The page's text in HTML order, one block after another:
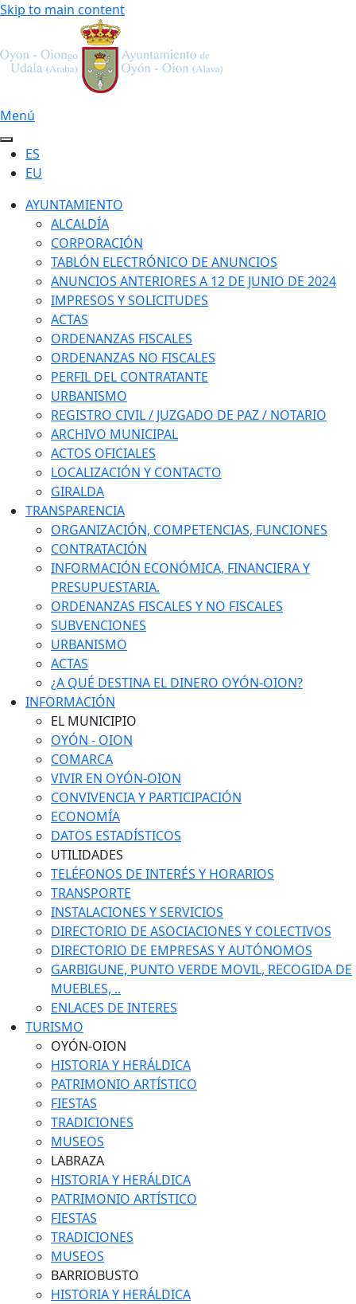
Skip to main content
Menú
ES
EU
AYUNTAMIENTO
ALCALDÍA
CORPORACIÓN
TABLÓN ELECTRÓNICO DE ANUNCIOS
ANUNCIOS ANTERIORES A 12 DE JUNIO DE 2024
IMPRESOS Y SOLICITUDES
ACTAS
ORDENANZAS FISCALES
ORDENANZAS NO FISCALES
PERFIL DEL CONTRATANTE
URBANISMO
REGISTRO CIVIL / JUZGADO DE PAZ / NOTARIO
ARCHIVO MUNICIPAL
ACTOS OFICIALES
LOCALIZACIÓN Y CONTACTO
GIRALDA
TRANSPARENCIA
ORGANIZACIÓN, COMPETENCIAS, FUNCIONES
CONTRATACIÓN
INFORMACIÓN ECONÓMICA, FINANCIERA Y
PRESUPUESTARIA.
ORDENANZAS FISCALES Y NO FISCALES
SUBVENCIONES
URBANISMO
ACTAS
¿A QUÉ DESTINA EL DINERO OYÓN-OION?
INFORMACIÓN
EL MUNICIPIO
OYÓN - OION
COMARCA
VIVIR EN OYÓN-OION
CONVIVENCIA Y PARTICIPACIÓN
ECONOMÍA
DATOS ESTADÍSTICOS
UTILIDADES
TELÉFONOS DE INTERÉS Y HORARIOS
TRANSPORTE
INSTALACIONES Y SERVICIOS
DIRECTORIO DE ASOCIACIONES Y COLECTIVOS
DIRECTORIO DE EMPRESAS Y AUTÓNOMOS
GARBIGUNE, PUNTO VERDE MOVIL, RECOGIDA DE
MUEBLES, ..
ENLACES DE INTERES
TURISMO
OYÓN-OION
HISTORIA Y HERÁLDICA
PATRIMONIO ARTÍSTICO
FIESTAS
TRADICIONES
MUSEOS
LABRAZA
HISTORIA Y HERÁLDICA
PATRIMONIO ARTÍSTICO
FIESTAS
TRADICIONES
MUSEOS
BARRIOBUSTO
HISTORIA Y HERÁLDICA